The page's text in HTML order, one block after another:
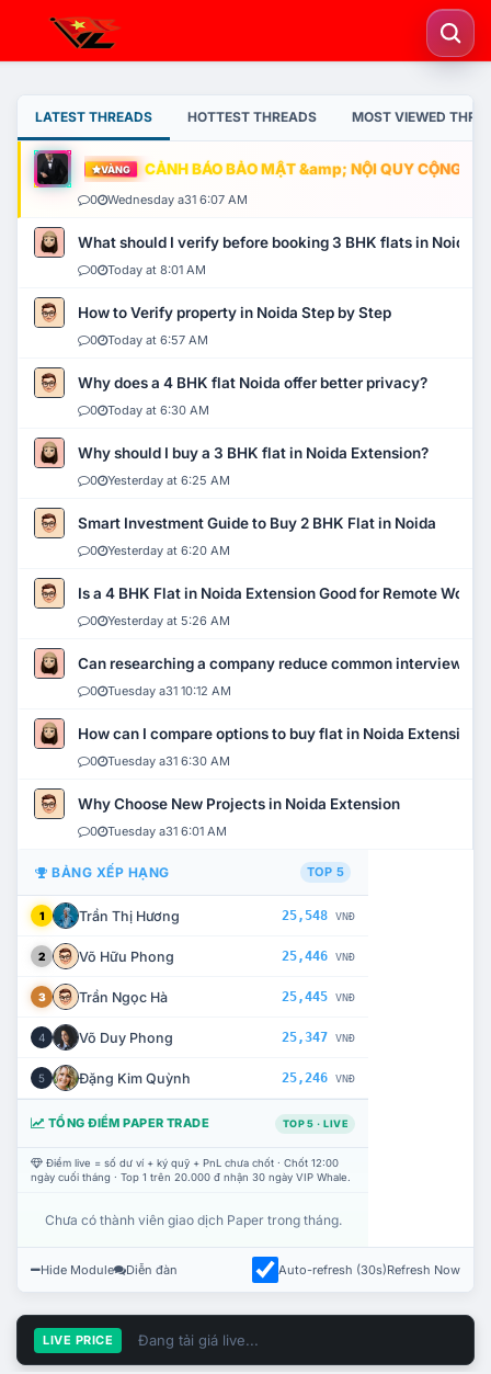
LATEST THREADS HOTTEST THREADS MOST VIEWED
VÀNG CẢNH BÁO BẢO MẬT &amp; NỘI QUY CỘNG
0 Wednesday a31 6:07 AM
What should I verify before booking 3 BHK flats in Noida?
0 Today at 8:01 AM
How to Verify property in Noida Step by Step
0 Today at 6:57 AM
Why does a 4 BHK flat Noida offer better privacy?
0 Today at 6:30 AM
Why should I buy a 3 BHK flat in Noida Extension?
0 Yesterday at 6:25 AM
Smart Investment Guide to Buy 2 BHK Flat in Noida
0 Yesterday at 6:20 AM
Is a 4 BHK Flat in Noida Extension Good for Remote Work?
0 Yesterday at 5:26 AM
Can researching a company reduce common interview
0 Tuesday a31 10:12 AM
How can I compare options to buy flat in Noida Extension?
0 Tuesday a31 6:30 AM
Why Choose New Projects in Noida Extension
0 Tuesday a31 6:01 AM
BẢNG XẾP HẠNG TOP 5
1 Trần Thị Hương 25,548 VNĐ
2 Võ Hữu Phong 25,446 VNĐ
3 Trần Ngọc Hà 25,445 VNĐ
4 Võ Duy Phong 25,347 VNĐ
5 Đặng Kim Quỳnh 25,246 VNĐ
TỔNG ĐIỂM PAPER TRADE TOP 5 · LIVE
Điểm live = số dư ví + ký quỹ + PnL chưa chốt · Chốt 12:00
ngày cuối tháng · Top 1 trên 20.000 đ nhận 30 ngày VIP Whale.
Chưa có thành viên giao dịch Paper trong tháng.
Hide Module Diễn đàn Auto-refresh (30s)Refresh Now
LIVE PRICE Đang tải giá live...